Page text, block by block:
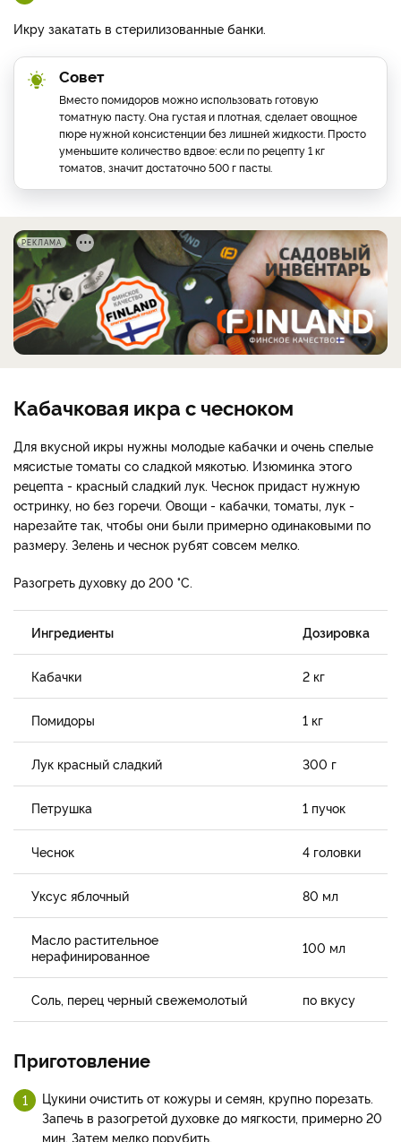
Икру закатать в стерилизованные банки.
Совет
Вместо помидоров можно использовать готовую
томатную пасту. Она густая и плотная, сделает овощное
пюре нужной консистенции без лишней жидкости. Просто
уменьшите количество вдвое: если по рецепту 1 кг
томатов, значит достаточно 500 г пасты.
РЕКЛАМА
Кабачковая икра с чесноком
Для вкусной икры нужны молодые кабачки и очень спелые
мясистые томаты со сладкой мякотью. Изюминка этого
рецепта - красный сладкий лук. Чеснок придаст нужную
остринку, но без горечи. Овощи - кабачки, томаты, лук -
нарезайте так, чтобы они были примерно одинаковыми по
размеру. Зелень и чеснок рубят совсем мелко.
Разогреть духовку до 200 °С.
Ингредиенты Дозировка
Кабачки 2 кг
Помидоры 1 кг
Лук красный сладкий 300 г
Петрушка 1 пучок
Чеснок 4 головки
Уксус яблочный 80 мл
Масло растительное
нерафинированное
100 мл
Соль, перец черный свежемолотый по вкусу
Приготовление
Цукини очистить от кожуры и семян, крупно порезать.
Запечь в разогретой духовке до мягкости, примерно 20
мин. Затем мелко порубить.